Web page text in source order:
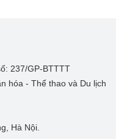
237/GP-BTTTT
hóa - Thể thao và Du lịch
Hà Nội.